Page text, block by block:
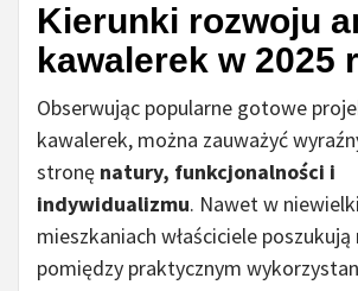
Kierunki rozwoju
kawalerek w 2025
Obserwując popularne gotowe
kawalerek, można zauważyć
stronę natury, funkcjonalności i
indywidualizmu. Nawet w
mieszkaniach właściciele
pomiędzy praktycznym